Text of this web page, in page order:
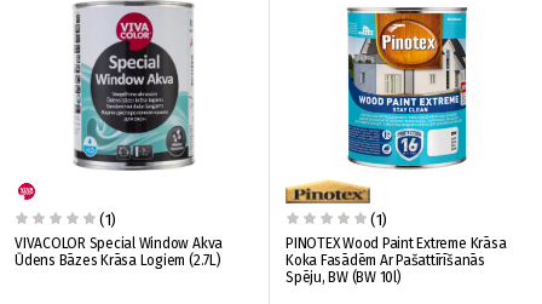
(1)
VIVACOLOR Special Window Akva
Ūdens Bāzes Krāsa Logiem (2.7L)
(1)
PINOTEX Wood Paint Extreme Krāsa
Koka Fasādēm Ar Pašattīrīšanās
Spēju, BW (BW 10l)